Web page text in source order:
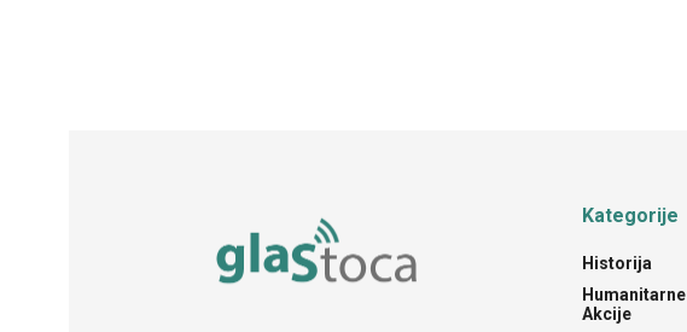
Kategorije
Historija
Humanitarne
Akcije